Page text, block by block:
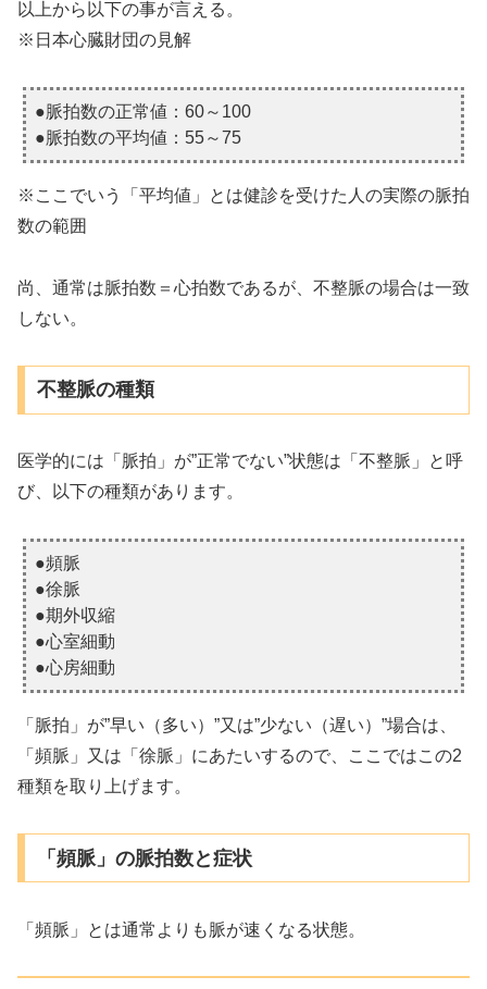
以上から以下の事が言える。
※日本心臓財団の見解
●脈拍数の正常値：60～100
●脈拍数の平均値：55～75
※ここでいう「平均値」とは健診を受けた人の実際の脈拍
数の範囲
尚、通常は脈拍数＝心拍数であるが、不整脈の場合は一致
しない。
不整脈の種類
医学的には「脈拍」が”正常でない”状態は「不整脈」と呼
び、以下の種類があります。
●頻脈
●徐脈
●期外収縮
●心室細動
●心房細動
「脈拍」が”早い（多い）”又は”少ない（遅い）”場合は、
「頻脈」又は「徐脈」にあたいするので、ここではこの2
種類を取り上げます。
「頻脈」の脈拍数と症状
「頻脈」とは通常よりも脈が速くなる状態。